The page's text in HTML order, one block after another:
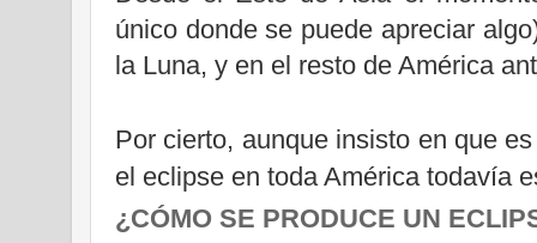
único donde se puede apreciar
la Luna, y en el resto de América
Por cierto, aunque insisto en que
el eclipse en toda América todavía
¿CÓMO SE PRODUCE UN